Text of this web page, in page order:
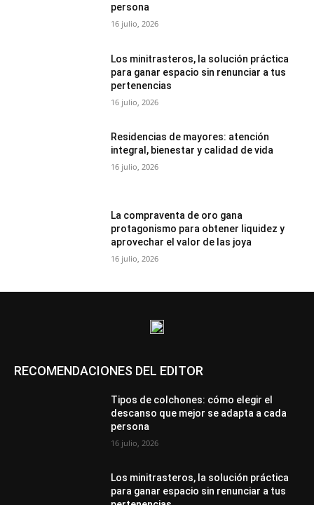
persona
16 julio, 2026
Los minitrasteros, la solución práctica
para ganar espacio sin renunciar a tus
pertenencias
16 julio, 2026
Residencias de mayores: atención
integral, bienestar y calidad de vida
16 julio, 2026
La compraventa de oro gana
protagonismo para obtener liquidez y
aprovechar el valor de las joya
16 julio, 2026
RECOMENDACIONES DEL EDITOR
Tipos de colchones: cómo elegir el
descanso que mejor se adapta a cada
persona
16 julio, 2026
Los minitrasteros, la solución práctica
para ganar espacio sin renunciar a tus